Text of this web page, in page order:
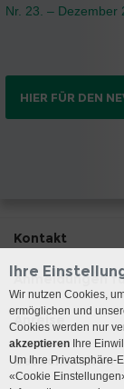
Nr. 23. – Dezember
HIER FÜR DEN
Kontakt
Anmeldungen
Anreise
Besuchszeiten
Ihre
Wir nutzen Cookies,
ermöglichen und
Cookies werden nur
akzeptieren Ihre
Um Ihre Privatsphäre-
«Cookie